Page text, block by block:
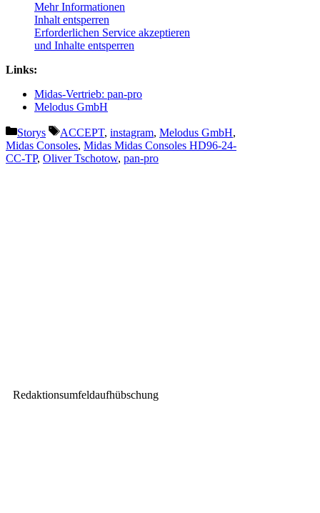
Mehr Informationen
Inhalt entsperren
Erforderlichen Service akzeptieren
und Inhalte entsperren
Links:
Midas-Vertrieb: pan-pro
Melodus GmbH
Kategorien
Storys Schlagwörter
ACCEPT, instagram, Melodus GmbH,
Midas Consoles, Midas Midas Consoles HD96-24-
CC-TP, Oliver Tschotow, pan-pro
Redaktionsumfeldaufhübschung